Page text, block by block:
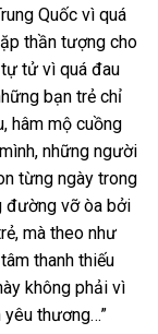
Quốc vì quá
thần tượng cho
tử vì quá đau
bạn trẻ chỉ
hâm mộ cuồng
những người
từng ngày trong
đường vỡ òa bởi
mà theo như
thanh thiếu
không phải vì
yêu thương…”